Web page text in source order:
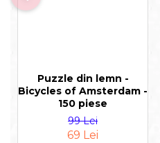
Puzzle din lemn -
Bicycles of Amsterdam -
150 piese
99 Lei
69 Lei